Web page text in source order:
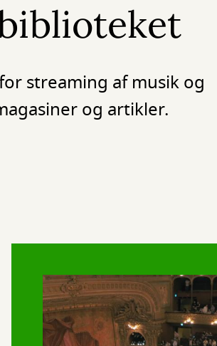
streaming af musik og
og artikler.